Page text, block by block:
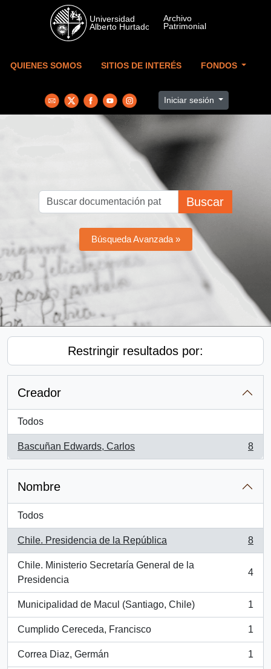
Skip to main content
QUIENES SOMOS SITIOS DE INTERÉS FONDOS
Iniciar sesión
Buscar
Búsqueda Avanzada »
Restringir resultados por:
Creador
Todos
Bascuñan Edwards, Carlos
, 8 resultados
8
Nombre
Todos
Chile. Presidencia de la República
, 8 resultados
8
Chile. Ministerio Secretaría General de la
Presidencia
, 4 resultados
4
Municipalidad de Macul (Santiago, Chile)
, 1 resultados
1
Cumplido Cereceda, Francisco
, 1 resultados
1
Correa Diaz, Germán
, 1 resultados
1